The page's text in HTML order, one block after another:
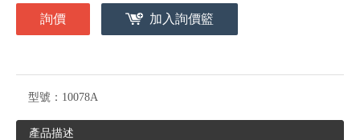
詢價 加入詢價籃
型號： 10078A
產品描述